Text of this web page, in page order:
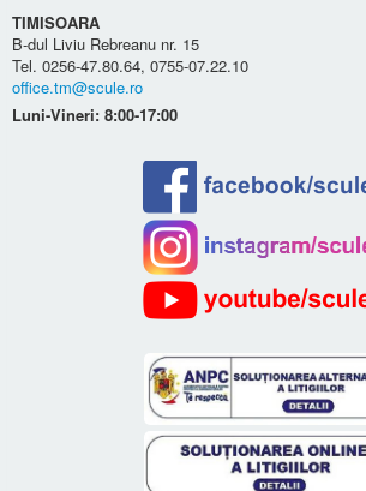
TIMISOARA
B-dul Liviu Rebreanu nr. 15
Tel. 0256-47.80.64, 0755-07.22.10
office.tm@scule.ro
Luni-Vineri: 8:00-17:00